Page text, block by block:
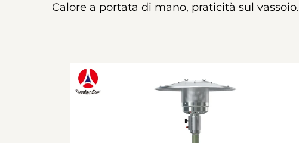
Calore a portata di mano, praticità sul vassoio.